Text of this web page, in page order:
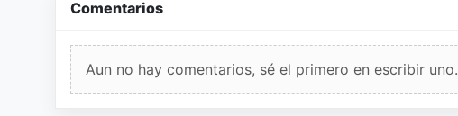
Comentarios
Aun no hay comentarios, sé el primero en escribir uno.